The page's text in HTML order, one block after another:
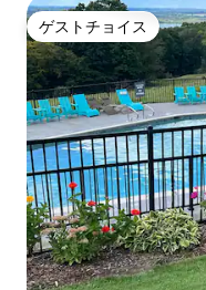
ゲストチョイス
ゲストチョイス